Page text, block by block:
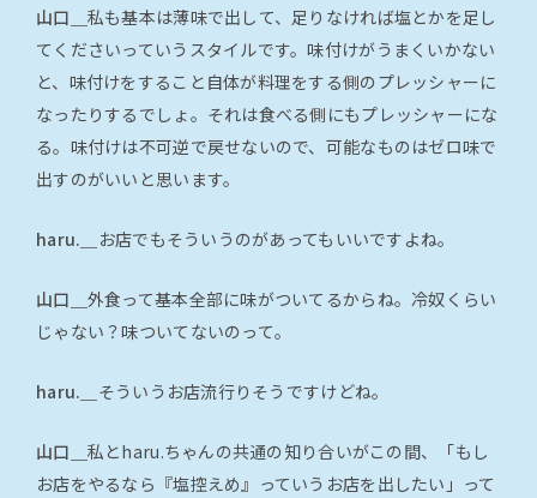
山口＿ 私も基本は薄味で出して、足りなければ塩とかを足し
てくださいっていうスタイルです。味付けがうまくいかない
と、味付けをすること自体が料理をする側のプレッシャーに
なったりするでしょ。それは食べる側にもプレッシャーにな
る。味付けは不可逆で戻せないので、可能なものはゼロ味で
出すのがいいと思います。
haru.＿ お店でもそういうのがあってもいいですよね。
山口＿ 外食って基本全部に味がついてるからね。冷奴くらい
じゃない？味ついてないのって。
haru.＿ そういうお店流行りそうですけどね。
山口＿ 私とharu.ちゃんの共通の知り合いがこの間、「もし
お店をやるなら『塩控えめ』っていうお店を出したい」って